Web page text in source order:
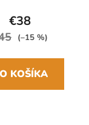
€38
(–15 %)
KOŠÍKA